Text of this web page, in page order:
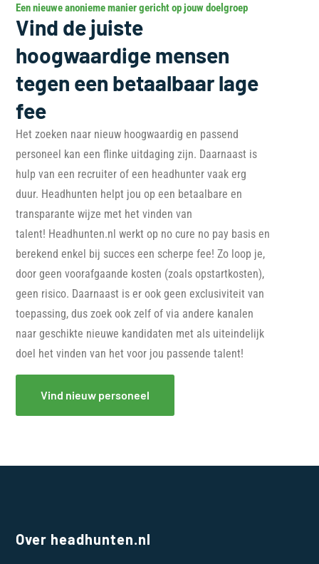
Een nieuwe anonieme manier gericht op jouw doelgroep
Vind de juiste
hoogwaardige mensen
tegen een betaalbaar lage
fee
Het zoeken naar nieuw hoogwaardig en passend
personeel kan een flinke uitdaging zijn. Daarnaast is
hulp van een recruiter of een headhunter vaak erg
duur. Headhunten helpt jou op een betaalbare en
transparante wijze met het vinden van
talent! Headhunten.nl werkt op no cure no pay basis en
berekend enkel bij succes een scherpe fee! Zo loop je,
door geen voorafgaande kosten (zoals opstartkosten),
geen risico. Daarnaast is er ook geen exclusiviteit van
toepassing, dus zoek ook zelf of via andere kanalen
naar geschikte nieuwe kandidaten met als uiteindelijk
doel het vinden van het voor jou passende talent!
Vind nieuw personeel
Over headhunten.nl